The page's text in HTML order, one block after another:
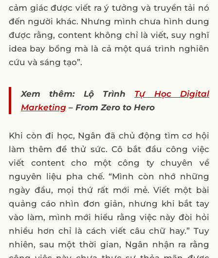
cảm giác được viết ra ý tưởng và truyền tải nó
đến người khác. Nhưng mình chưa hình dung
được rằng, content không chỉ là viết, suy nghĩ
idea bay bổng mà là cả một quá trình nghiên
cứu và sáng tạo”.
Xem thêm: Lộ Trình Tự Học Digital
Marketing– From Zero to Hero
Khi còn đi học, Ngân đã chủ động tìm cơ hội
làm thêm để thử sức. Cô bắt đầu công việc
viết content cho một công ty chuyên về
nguyên liệu pha chế. “Mình còn nhớ những
ngày đầu, mọi thứ rất mới mẻ. Viết một bài
quảng cáo nhìn đơn giản, nhưng khi bắt tay
vào làm, mình mới hiểu rằng việc này đòi hỏi
nhiều hơn chỉ là cách viết câu chữ hay.” Tuy
nhiên, sau một thời gian, Ngân nhận ra rằng